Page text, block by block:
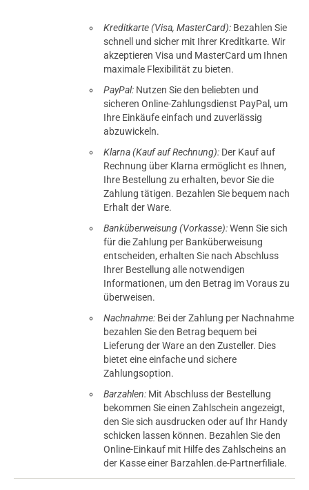
Kreditkarte (Visa, MasterCard): Bezahlen Sie
schnell und sicher mit Ihrer Kreditkarte. Wir
akzeptieren Visa und MasterCard um Ihnen
maximale Flexibilität zu bieten.
PayPal: Nutzen Sie den beliebten und
sicheren Online-Zahlungsdienst PayPal, um
Ihre Einkäufe einfach und zuverlässig
abzuwickeln.
Klarna (Kauf auf Rechnung): Der Kauf auf
Rechnung über Klarna ermöglicht es Ihnen,
Ihre Bestellung zu erhalten, bevor Sie die
Zahlung tätigen. Bezahlen Sie bequem nach
Erhalt der Ware.
Banküberweisung (Vorkasse):Wenn Sie sich
für die Zahlung per Banküberweisung
entscheiden, erhalten Sie nach Abschluss
Ihrer Bestellung alle notwendigen
Informationen, um den Betrag im Voraus zu
überweisen.
Nachnahme: Bei der Zahlung per Nachnahme
bezahlen Sie den Betrag bequem bei
Lieferung der Ware an den Zusteller. Dies
bietet eine einfache und sichere
Zahlungsoption.
Barzahlen: Mit Abschluss der Bestellung
bekommen Sie einen Zahlschein angezeigt,
den Sie sich ausdrucken oder auf Ihr Handy
schicken lassen können. Bezahlen Sie den
Online-Einkauf mit Hilfe des Zahlscheins an
der Kasse einer Barzahlen.de-Partnerfiliale.